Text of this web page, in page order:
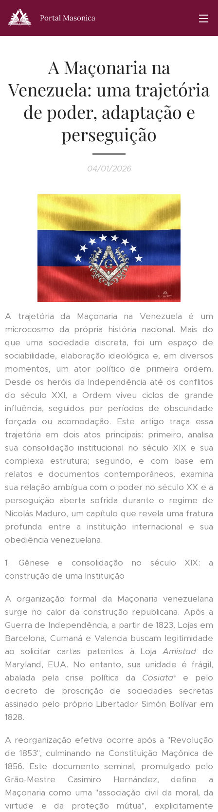
Portal Masonica
A Maçonaria na
Venezuela: uma trajetória
de poder, adaptação e
perseguição
04/01/2026
A trajetória da Maçonaria na Venezuela é um
microcosmo da própria história nacional. Mais do
que uma sociedade discreta, foi um espaço de
sociabilidade, elaboração ideológica e, em diversos
momentos, um ator político de primeira ordem.
Desde os heróis da Independência até os conflitos
do século XXI, a Ordem viveu ciclos de grande
influência, seguidos por períodos de obscuridade
forçada ou acomodação. Este artigo traça essa
trajetória em dois atos principais: primeiro, analisa
sua consolidação institucional no século XIX e sua
complexa estrutura; segundo, e com base em
relatos e documentos contemporâneos, examina
sua relação ambígua com o poder no século XX e a
perseguição aberta sofrida durante o regime de
Nicolás Maduro, um capítulo que revela uma fratura
profunda entre a instituição internacional e sua
obediência venezuelana.
1. Gênese e consolidação no século XIX: a
construção de uma Instituição
A organização formal da Maçonaria venezuelana
surge no calor da construção republicana. Após a
Guerra de Independência, a partir de 1823, Lojas em
Barcelona, Cumaná e Valencia buscam legitimidade
ao solicitar cartas patentes à Loja Amistadde
Maryland, EUA. No entanto, sua unidade é frágil,
abalada pela crise política da Cosiata* e pelo
decreto de proscrição de sociedades secretas
assinado pelo próprio Libertador Simón Bolívar em
1828.
A reorganização efetiva ocorre após a "Revolução
de 1853", culminando na Constituição Maçônica de
1856. Este documento seminal, promulgado pelo
Grão-Mestre Casimiro Hernández, define a
Maçonaria como uma "associação civil da moral, da
virtude e da proteção mútua", explicitamente